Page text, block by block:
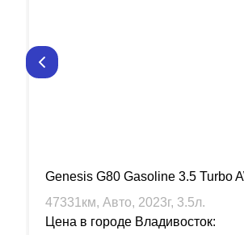
Genesis G80 Gasoline 3.5 Turbo
47331 км, Авто, 2023г, 3.5л.
Цена в городе Владивосток: